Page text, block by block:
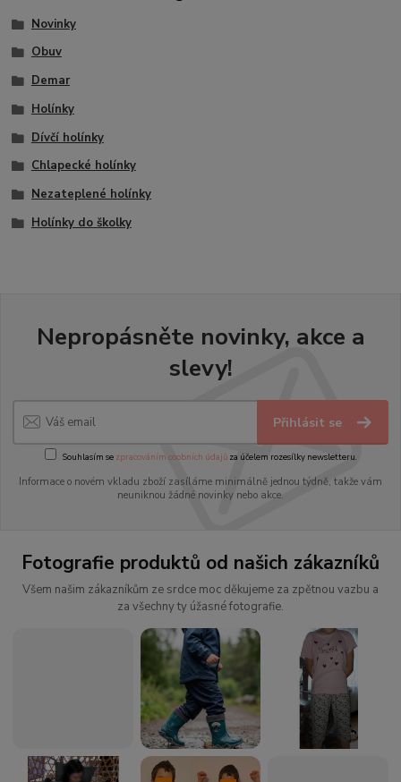
Novinky
Obuv
Demar
Holínky
Dívčí holínky
Chlapecké holínky
Nezateplené holínky
Holínky do školky
Nepropásněte novinky, akce a
slevy!
Přihlásit se
Souhlasím se zpracováním osobních údajůza účelem rozesílky newsletteru.
Informace o novém vkladu zboží zasíláme minimálně jednou týdně, takže vám
neuniknou žádné novinky nebo akce.
Fotografie produktů od našich zákazníků
Všem našim zákazníkům ze srdce moc děkujeme za zpětnou vazbu a
za všechny ty úžasné fotografie.